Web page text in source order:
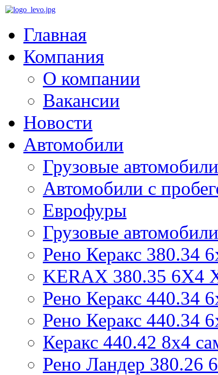
Главная
Компания
О компании
Вакансии
Новости
Автомобили
Грузовые
Автомобили с
Еврофуры
Грузовые
Рено Керакс 380.34
KERAX 380.35 6X4
Рено Керакс 440.34
Рено Керакс 440.34
Керакс 440.42 8x4
Рено Ландер 380.26